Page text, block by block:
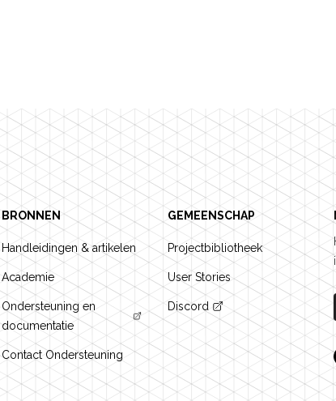
BRONNEN
Handleidingen & artikelen
Academie
Ondersteuning en
documentatie
Contact Ondersteuning
GEMEENSCHAP
Projectbibliotheek
User Stories
Discord